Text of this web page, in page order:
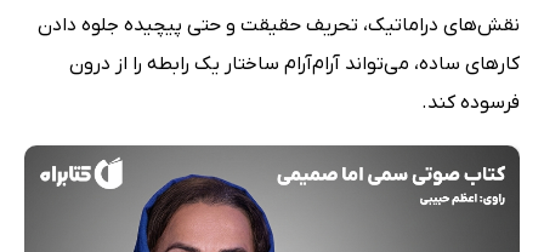
نقش‌های دراماتیک، تحریف حقیقت و حتی پیچیده جلوه دادن
کارهای ساده، می‌تواند آرام‌‌آرام ساختار یک رابطه را از درون
فرسوده کند.